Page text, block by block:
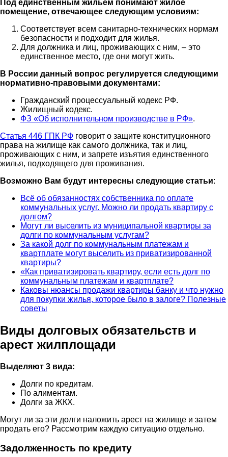
Под единственным жильем понимают жилое
помещение, отвечающее следующим условиям:
Соответствует всем санитарно-технических нормам
безопасности и подходит для жилья.
Для должника и лиц, проживающих с ним, – это
единственное место, где они могут жить.
В России данный вопрос регулируется следующими
нормативно-правовыми документами:
Гражданский процессуальный кодекс РФ.
Жилищный кодекс.
ФЗ «Об исполнительном производстве в РФ».
Статья 446 ГПК РФ говорит о защите конституционного
права на жилище как самого должника, так и лиц,
проживающих с ним, и запрете изъятия единственного
жилья, подходящего для проживания.
Возможно Вам будут интересны следующие статьи:
Всё об обязанностях собственника по оплате
коммунальных услуг. Можно ли продать квартиру с
долгом?
Могут ли выселить из муниципальной квартиры за
долги по коммунальным услугам?
За какой долг по коммунальным платежам и
квартплате могут выселить из приватизированной
квартиры?
«Как приватизировать квартиру, если есть долг по
коммунальным платежам и квартплате?
Каковы нюансы продажи квартиры банку и что нужно
для покупки жилья, которое было в залоге? Полезные
советы
Виды долговых обязательств и
арест жилплощади
Выделяют 3 вида:
Долги по кредитам.
По алиментам.
Долги за ЖКХ.
Могут ли за эти долги наложить арест на жилище и затем
продать его? Рассмотрим каждую ситуацию отдельно.
Задолженность по кредиту